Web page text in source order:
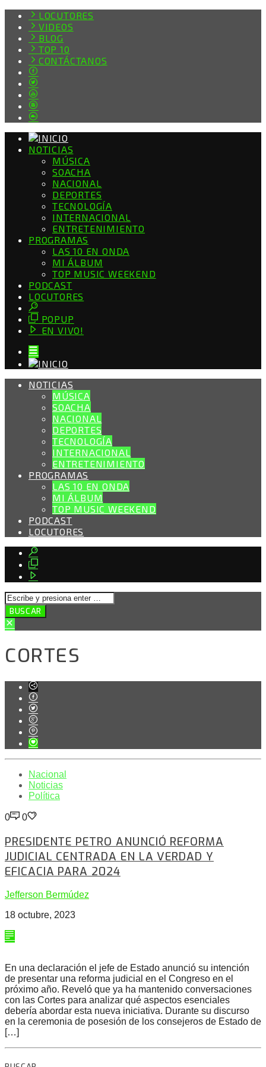
LOCUTORES
VIDEOS
BLOG
TOP 10
CONTÁCTANOS
NOTICIAS
MÚSICA
SOACHA
NACIONAL
DEPORTES
TECNOLOGÍA
INTERNACIONAL
ENTRETENIMIENTO
PROGRAMAS
LAS 10 EN ONDA
MI ÁLBUM
TOP MUSIC WEEKEND
PODCAST
LOCUTORES
POPUP
EN VIVO!
NOTICIAS
MÚSICA
SOACHA
NACIONAL
DEPORTES
TECNOLOGÍA
INTERNACIONAL
ENTRETENIMIENTO
PROGRAMAS
LAS 10 EN ONDA
MI ÁLBUM
TOP MUSIC WEEKEND
PODCAST
LOCUTORES
CORTES
Nacional
Noticias
Política
0 0
PRESIDENTE PETRO ANUNCIÓ REFORMA
JUDICIAL CENTRADA EN LA VERDAD Y
EFICACIA PARA 2024
Jefferson Bermúdez
18 octubre, 2023
En una declaración el jefe de Estado anunció su intención
de presentar una reforma judicial en el Congreso en el
próximo año. Reveló que ya ha mantenido conversaciones
con las Cortes para analizar qué aspectos esenciales
debería abordar esta nueva iniciativa. Durante su discurso
en la ceremonia de posesión de los consejeros de Estado de
[…]